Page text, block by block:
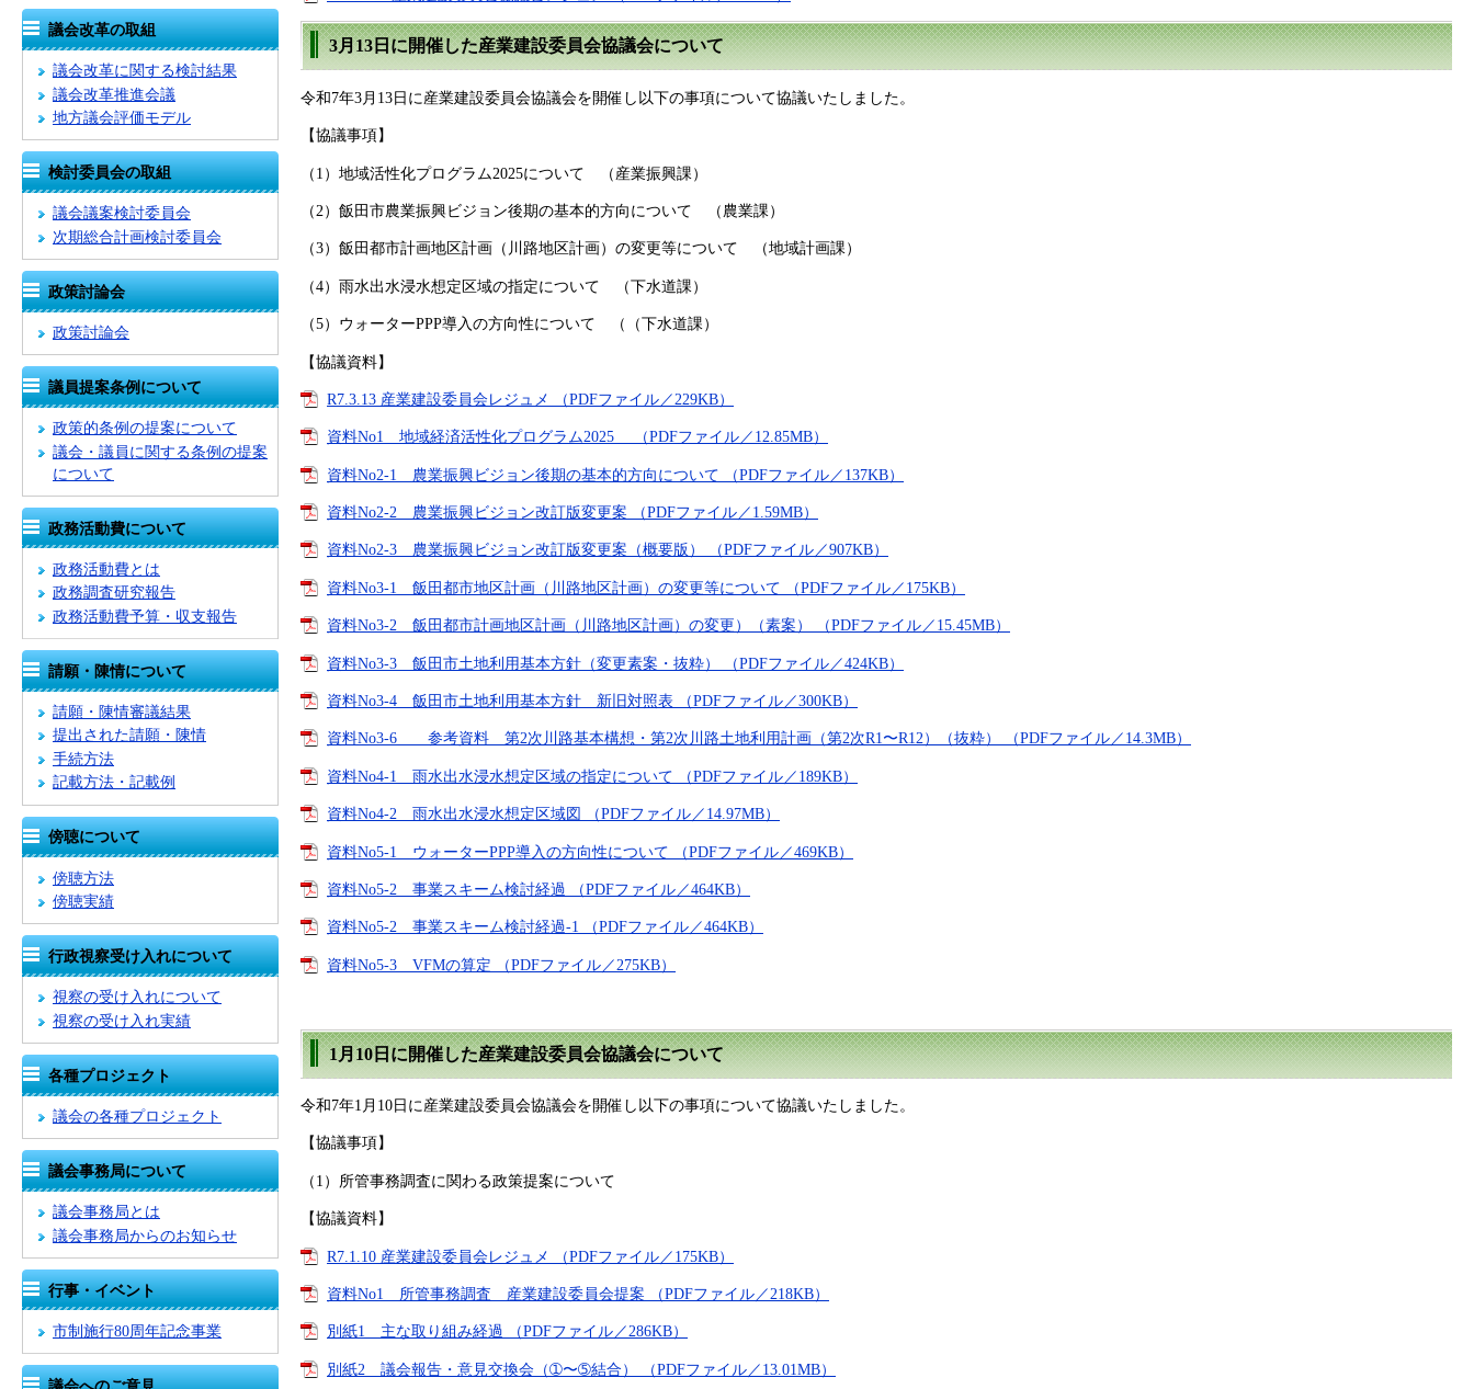
議会改革の取組
議会改革に関する検討結果
議会改革推進会議
地方議会評価モデル
検討委員会の取組
議会議案検討委員会
次期総合計画検討委員会
政策討論会
政策討論会
議員提案条例について
政策的条例の提案について
議会・議員に関する条例の提案
について
政務活動費について
政務活動費とは
政務調査研究報告
政務活動費予算・収支報告
請願・陳情について
請願・陳情審議結果
提出された請願・陳情
手続方法
記載方法・記載例
傍聴について
傍聴方法
傍聴実績
行政視察受け入れについて
視察の受け入れについて
視察の受け入れ実績
各種プロジェクト
議会の各種プロジェクト
議会事務局について
議会事務局とは
議会事務局からのお知らせ
行事・イベント
市制施行80周年記念事業
3月13日に開催した産業建設委員会協議会について
令和7年3月13日に産業建設委員会協議会を開催し以下の事項について協議いたしました。
【協議事項】
（1）地域活性化プログラム2025について （産業振興課）
（2）飯田市農業振興ビジョン後期の基本的方向について （農業課）
（3）飯田都市計画地区計画（川路地区計画）の変更等について （地域計画課）
（4）雨水出水浸水想定区域の指定について （下水道課）
（5）ウォーターPPP導入の方向性について （（下水道課）
【協議資料】
R7.3.13 産業建設委員会レジュメ （PDFファイル／229KB）
資料No1 地域経済活性化プログラム2025 （PDFファイル／12.85MB）
資料No2-1 農業振興ビジョン後期の基本的方向について （PDFファイル／137KB）
資料No2-2 農業振興ビジョン改訂版変更案 （PDFファイル／1.59MB）
資料No2-3 農業振興ビジョン改訂版変更案（概要版） （PDFファイル／907KB）
資料No3-1 飯田都市地区計画（川路地区計画）の変更等について （PDFファイル／175KB）
資料No3-2 飯田都市計画地区計画（川路地区計画）の変更）（素案） （PDFファイル／15.45MB）
資料No3-3 飯田市土地利用基本方針（変更素案・抜粋） （PDFファイル／424KB）
資料No3-4 飯田市土地利用基本方針 新旧対照表 （PDFファイル／300KB）
資料No3-6 参考資料 第2次川路基本構想・第2次川路土地利用計画（第2次R1〜R12）（抜粋） （PDFファイル／14.3MB）
資料No4-1 雨水出水浸水想定区域の指定について （PDFファイル／189KB）
資料No4-2 雨水出水浸水想定区域図 （PDFファイル／14.97MB）
資料No5-1 ウォーターPPP導入の方向性について （PDFファイル／469KB）
資料No5-2 事業スキーム検討経過 （PDFファイル／464KB）
資料No5-2 事業スキーム検討経過-1 （PDFファイル／464KB）
資料No5-3 VFMの算定 （PDFファイル／275KB）
1月10日に開催した産業建設委員会協議会について
令和7年1月10日に産業建設委員会協議会を開催し以下の事項について協議いたしました。
【協議事項】
（1）所管事務調査に関わる政策提案について
【協議資料】
R7.1.10 産業建設委員会レジュメ （PDFファイル／175KB）
資料No1 所管事務調査 産業建設委員会提案 （PDFファイル／218KB）
別紙1 主な取り組み経過 （PDFファイル／286KB）
別紙2 議会報告・意見交換会（➀〜➄結合） （PDFファイル／13.01MB）